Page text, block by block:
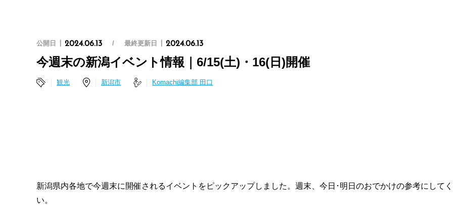
公開日 2024.06.13 最終更新日 2024.06.13
今週末の新潟イベント情報｜6/15(土)・16(日)開催
観光 新潟市 Komachi編集部 田口
新潟県内各地で今週末に開催されるイベントをピックアップしました。週末、今日･明日のおでかけの参考にして
い。